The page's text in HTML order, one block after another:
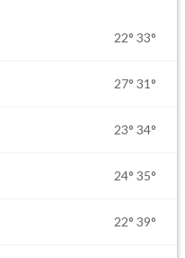
22° 33°
27° 31°
23° 34°
24° 35°
22° 39°